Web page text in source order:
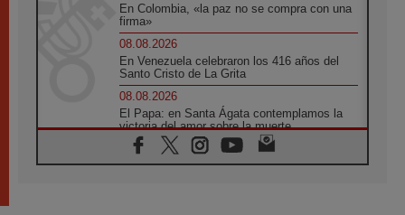
En Colombia, «la paz no se compra con una
firma»
08.08.2026
En Venezuela celebraron los 416 años del
Santo Cristo de La Grita
08.08.2026
El Papa: en Santa Ágata contemplamos la
victoria del amor sobre la muerte
08.08.2026
León XIV visitará el Santuario de la Madre